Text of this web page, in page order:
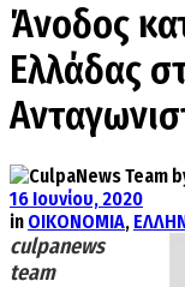
Άνοδος
Ελλάδας
16 Ιουνίου, 2020
in ΟΙΚΟΝΟΜΙΑ,
culpanews
team